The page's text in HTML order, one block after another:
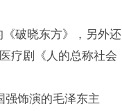
破晓东方》，另外还
疗剧《人的总称社会
强饰演的毛泽东主